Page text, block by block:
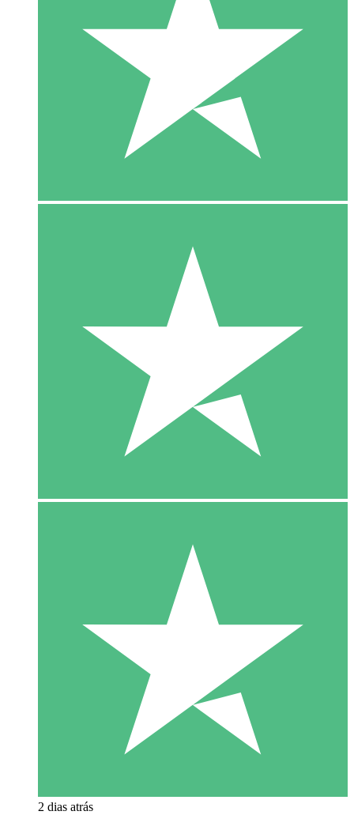
2 dias atrás